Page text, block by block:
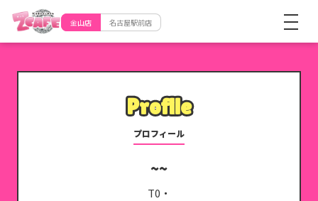
金山店 名古屋駅前店
Profile
Profile
プロフィール
T0・